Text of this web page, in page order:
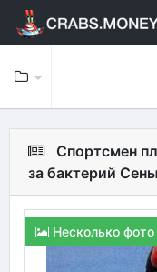
Спортсмен
за бактерий Сены
Несколько фото